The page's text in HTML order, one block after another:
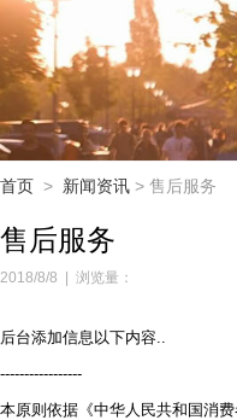
首页 > 新闻资讯 > 售后服务
售后服务
2018/8/8 | 浏览量：
后台添加信息以下内容..
-----------------
本原则依据《中华人民共和国消